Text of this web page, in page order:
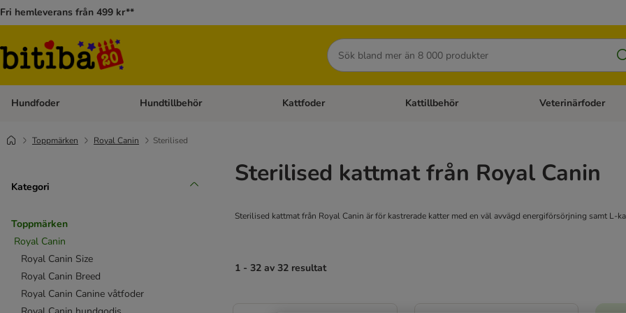
Fri hemleverans från 499 kr**
Sök
Hundfoder Open category menu: Hundfoder
Hundtillbehör Open category menu: Hundtillbehör
Kattfoder Open category menu: Kattfoder
Kattillbehör Open category menu:
Veterinärfoder
Toppmärken Royal Canin Sterilised
Kategori
Toppmärken
Royal Canin
Royal Canin Size
Royal Canin Breed
Royal Canin Canine våtfoder
Sterilised kattmat från Royal Canin
Sterilised kattmat från Royal Canin är för kastrerade katter med en väl avvägd energiförsörjning samt L-
1 - 32 av 32 resultat